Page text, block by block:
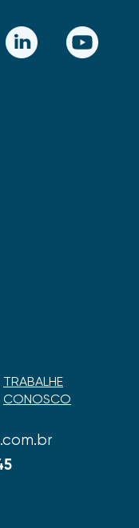
LinkedIn YouTube
TRABALHE
CONOSCO